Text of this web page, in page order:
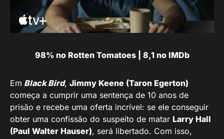
98% no Rotten Tomatoes | 8,1 no IMDb
Em Black Bird, Jimmy Keene (Taron Egerton)
começa a cumprir uma sentença de 10 anos de
prisão e recebe uma oferta incrível: se ele conseguir
obter uma confissão do suspeito de matar Larry Hall
(Paul Walter Hauser), será libertado. Com isso,